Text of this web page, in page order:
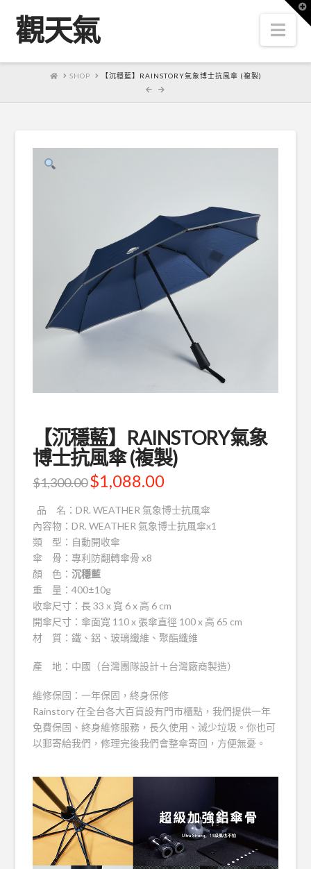
觀天氣
HOME
SHOP 【沉穩藍】RAINSTORY氣象博士抗風傘 (複製)
【沉穩藍】RAINSTORY氣象
博士抗風傘 (複製)
$1,300.00$1,088.00
品 名：DR. WEATHER 氣象博士抗風傘
內容物：DR. WEATHER 氣象博士抗風傘x1
類 型：自動開收傘
傘 骨：專利防翻轉傘骨 x8
顏 色：沉穩藍
重 量：400±10g
收傘尺寸：長 33 x 寬 6 x 高 6 cm
開傘尺寸：傘面寬 110 x 張傘直徑 100 x 高 65 cm
材 質：鐵、鋁、玻璃纖維、聚酯纖維
產 地：中國（台灣團隊設計＋台灣廠商製造）
維修保固：一年保固，終身保修
Rainstory 在全台各大百貨設有門市櫃點，我們提供一年
免費保固、終身維修服務，長久使用、減少垃圾。你也可
以郵寄給我們，修理完後我們會整傘寄回，方便無憂。